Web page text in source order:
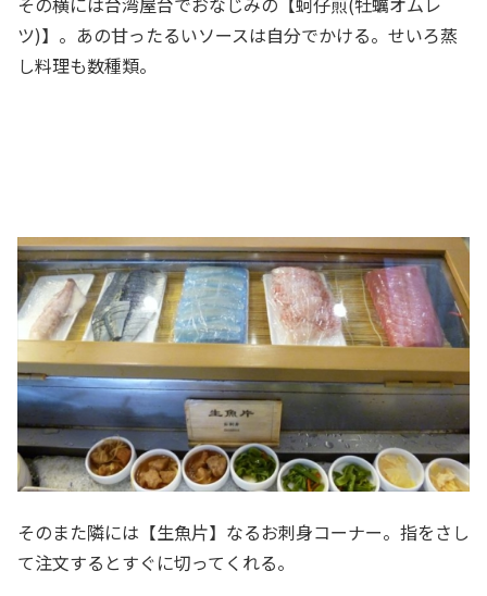
ツ)】。あの甘ったるいソースは自分でかける。せいろ蒸
し料理も数種類。
そのまた隣には【生魚片】なるお刺身コーナー。指をさし
て注文するとすぐに切ってくれる。